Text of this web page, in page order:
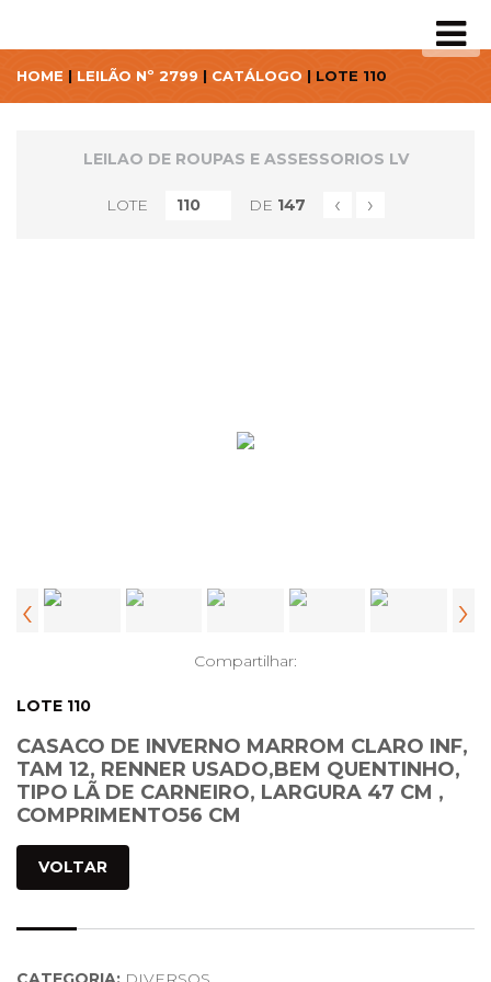
HOME | LEILÃO Nº 2799 | CATÁLOGO | LOTE 110
LEILAO DE ROUPAS E ASSESSORIOS LV
LOTE DE 147 ‹ ›
‹ ›
Compartilhar:
LOTE 110
CASACO DE INVERNO MARROM CLARO INF,
TAM 12, RENNER USADO,BEM QUENTINHO,
TIPO LÃ DE CARNEIRO, LARGURA 47 CM ,
COMPRIMENTO56 CM
VOLTAR